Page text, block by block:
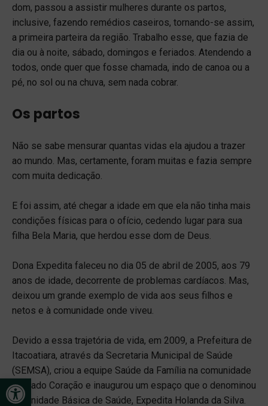
Open toolbar
dom, passou a assistir mulheres durante os partos,
inclusive, fazendo remédios caseiros, tornando-se assim,
a primeira parteira da região. Trabalho esse, que fazia de
dia ou à noite, sábado, domingos e feriados. Atendendo a
todos, onde quer que fosse chamada, indo de canoa ou a
pé, no sol ou na chuva, sem nada cobrar.
Os partos
Não se sabe mensurar quantas vidas ela ajudou a trazer
ao mundo. Mas, certamente, foram muitas e fazia sempre
com muita dedicação.
E foi assim, até chegar a idade em que ela não tinha mais
condições físicas para o ofício, cedendo lugar para sua
filha Bela Maria, que herdou esse dom de Deus.
Dona Expedita faleceu no dia 05 de abril de 2005, aos 79
anos de idade, decorrente de problemas cardíacos. Mas,
deixou um grande exemplo de vida aos seus filhos e
netos e à comunidade onde viveu.
Devido a essa trajetória de vida, em 2009, a Prefeitura de
Itacoatiara, através da Secretaria Municipal de Saúde
(SEMSA), criou a equipe Saúde da Família na comunidade
Sagrado Coração e inaugurou um espaço que o denominou
de Unidade Básica de Saúde, Expedita Holanda da Silva.